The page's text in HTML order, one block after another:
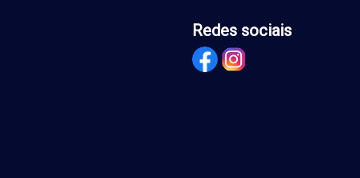
Redes sociais